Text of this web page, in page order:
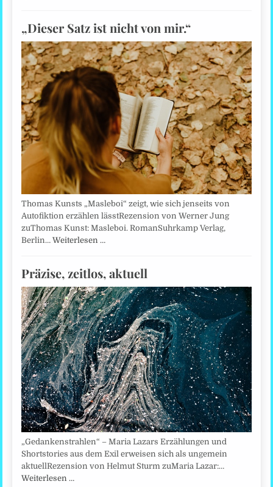
„Dieser Satz ist nicht von mir.“
Thomas Kunsts „Masleboi“ zeigt, wie sich jenseits von
Autofiktion erzählen lässtRezension von Werner Jung
zuThomas Kunst: Masleboi. RomanSuhrkamp Verlag,
Berlin…Weiterlesen …
Präzise, zeitlos, aktuell
„Gedankenstrahlen“ – Maria Lazars Erzählungen und
Shortstories aus dem Exil erweisen sich als ungemein
aktuellRezension von Helmut Sturm zuMaria Lazar:…
Weiterlesen …